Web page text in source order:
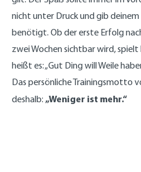
nicht unter Druck und gib
benötigt. Ob der erste Erfolg
zwei Wochen sichtbar wird,
heißt es: „Gut Ding will Weile
Das persönliche Trainingsmotto
deshalb: „Weniger ist mehr.“